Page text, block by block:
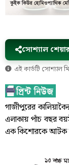
সোশ্যাল
এই কার্ডটি সোশ্যাল
গাজীপুরের
এলাকায় পাঁচ বছর
এক কিশোরকে আটক